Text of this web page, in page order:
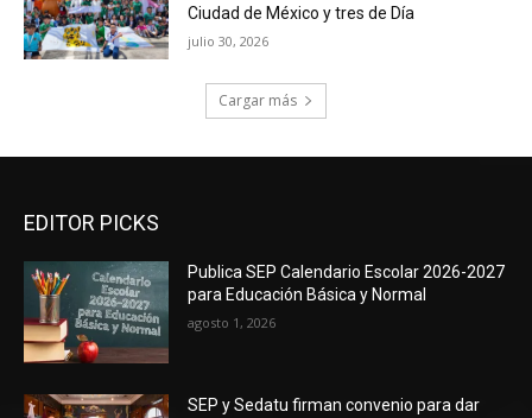
Ciudad de México y tres de Día
julio 30, 2026
Cargar más
EDITOR PICKS
Publica SEP Calendario Escolar 2026-2027
para Educación Básica y Normal
agosto 1, 2026
SEP y Sedatu firman convenio para dar